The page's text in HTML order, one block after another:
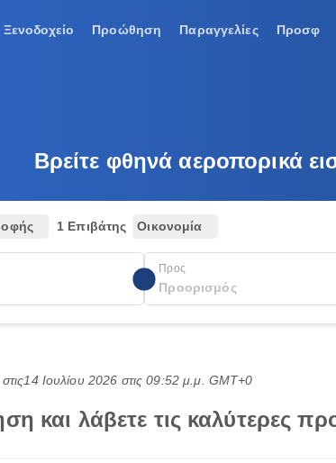
Ξενοδοχείο Προώθηση Παραγγελίες Προσφ
Βρείτε φθηνά αεροπορικά
1 Επιβάτης Οικονομία
Προς
14 Ιουλίου 2026 στις 09:52 μ.μ. GMT+0
και λάβετε τις